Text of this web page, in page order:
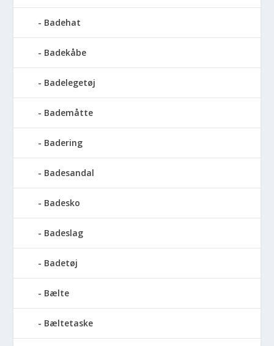
Badehat
Badekåbe
Badelegetøj
Bademåtte
Badering
Badesandal
Badesko
Badeslag
Badetøj
Bælte
Bæltetaske